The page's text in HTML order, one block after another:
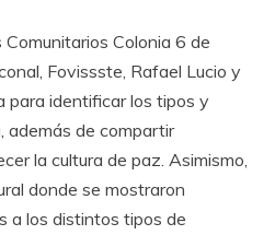
Colonia 6 de
Fovissste, Rafael Lucio y
para identificar los tipos y
además de compartir
la cultura de paz. Asimismo,
donde se mostraron
a los distintos tipos de